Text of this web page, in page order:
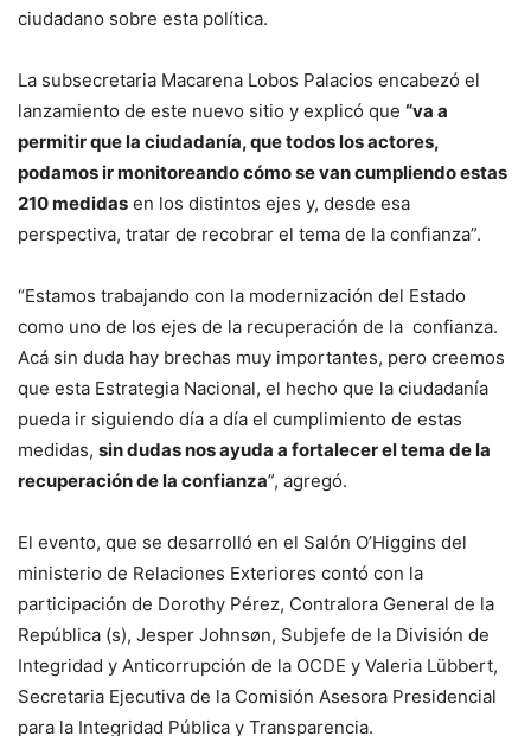
ciudadano sobre esta política.
La subsecretaria Macarena Lobos Palacios encabezó el
lanzamiento de este nuevo sitio y explicó que “va a
permitir que la ciudadanía, que todos los actores,
podamos ir monitoreando cómo se van cumpliendo estas
210 medidas en los distintos ejes y, desde esa
perspectiva, tratar de recobrar el tema de la confianza”.
“Estamos trabajando con la modernización del Estado
como uno de los ejes de la recuperación de la confianza.
Acá sin duda hay brechas muy importantes, pero creemos
que esta Estrategia Nacional, el hecho que la ciudadanía
pueda ir siguiendo día a día el cumplimiento de estas
medidas, sin dudas nos ayuda a fortalecer el tema de la
recuperación de la confianza”, agregó.
El evento, que se desarrolló en el Salón O’Higgins del
ministerio de Relaciones Exteriores contó con la
participación de Dorothy Pérez, Contralora General de la
República (s), Jesper Johnsøn, Subjefe de la División de
Integridad y Anticorrupción de la OCDE y Valeria Lübbert,
Secretaria Ejecutiva de la Comisión Asesora Presidencial
para la Integridad Pública y Transparencia.